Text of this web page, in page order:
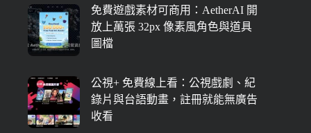
免費遊戲素材可商用：AetherAI 開
放上萬張 32px 像素風角色與道具
圖檔
公視+ 免費線上看：公視戲劇、紀
錄片與台語動畫，註冊就能無廣告
收看